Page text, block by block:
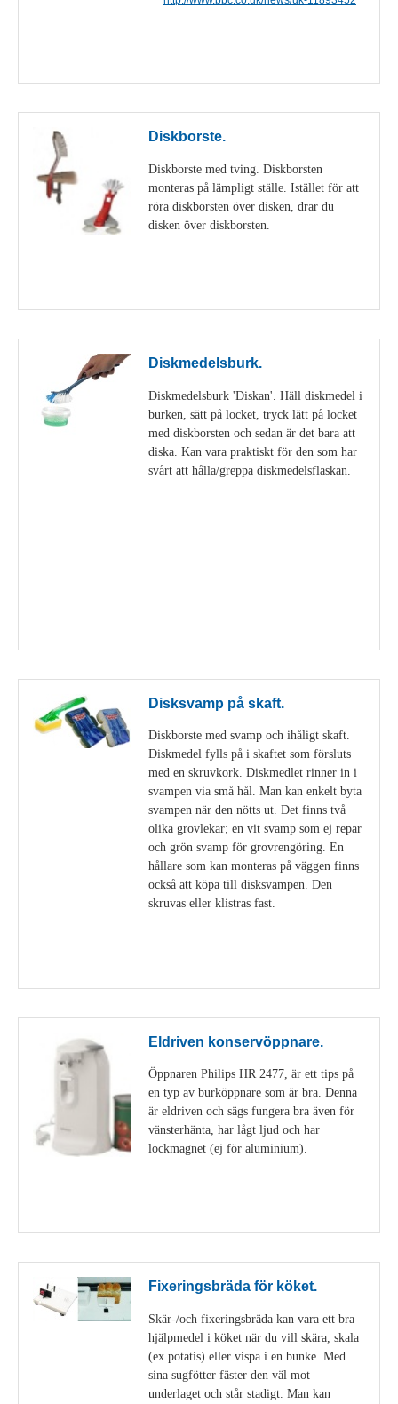
Diskborste.
Diskborste med tving. Diskborsten
monteras på lämpligt ställe. Istället för att
röra diskborsten över disken, drar du
disken över diskborsten.
Diskmedelsburk.
Diskmedelsburk 'Diskan'. Häll diskmedel i
burken, sätt på locket, tryck lätt på locket
med diskborsten och sedan är det bara att
diska. Kan vara praktiskt för den som har
svårt att hålla/greppa diskmedelsflaskan.
Disksvamp på skaft.
Diskborste med svamp och ihåligt skaft.
Diskmedel fylls på i skaftet som försluts
med en skruvkork. Diskmedlet rinner in i
svampen via små hål. Man kan enkelt byta
svampen när den nötts ut. Det finns två
olika grovlekar; en vit svamp som ej repar
och grön svamp för grovrengöring. En
hållare som kan monteras på väggen finns
också att köpa till disksvampen. Den
skruvas eller klistras fast.
Eldriven konservöppnare.
Öppnaren Philips HR 2477, är ett tips på
en typ av burköppnare som är bra. Denna
är eldriven och sägs fungera bra även för
vänsterhänta, har lågt ljud och har
lockmagnet (ej för aluminium).
Fixeringsbräda för köket.
Skär-/och fixeringsbräda kan vara ett bra
hjälpmedel i köket när du vill skära, skala
(ex potatis) eller vispa i en bunke. Med
sina sugfötter fäster den väl mot
underlaget och står stadigt. Man kan